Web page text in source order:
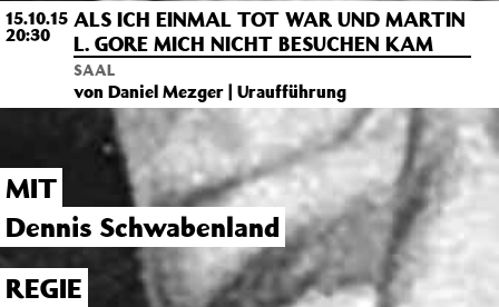
15.10.15
20:30
ALS ICH EINMAL TOT WAR UND MARTIN
L. GORE MICH NICHT BESUCHEN KAM
SAAL
von Daniel Mezger | Uraufführung
MIT
Dennis Schwabenland
REGIE